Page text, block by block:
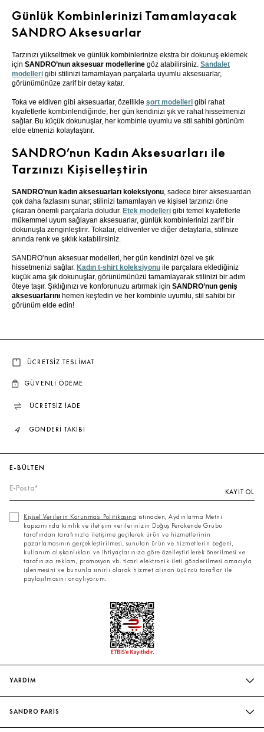
Günlük Kombinlerinizi Tamamlayacak
SANDRO Aksesuarlar
Tarzınızı yükseltmek ve günlük kombinlerinize ekstra bir dokunuş eklemek
için SANDRO’nun aksesuar modellerine göz atabilirsiniz. Sandalet
modelleri gibi stilinizi tamamlayan parçalarla uyumlu aksesuarlar,
görünümünüze zarif bir detay katar.
Toka ve eldiven gibi aksesuarlar, özellikle şort modelleri gibi rahat
kıyafetlerle kombinlendiğinde, her gün kendinizi şık ve rahat hissetmenizi
sağlar. Bu küçük dokunuşlar, her kombinle uyumlu ve stil sahibi görünüm
elde etmenizi kolaylaştırır.
SANDRO’nun Kadın Aksesuarları ile
Tarzınızı Kişiselleştirin
SANDRO’nun kadın aksesuarları koleksiyonu, sadece birer aksesuardan
çok daha fazlasını sunar; stilinizi tamamlayan ve kişisel tarzınızı öne
çıkaran önemli parçalarla doludur. Etek modelleri gibi temel kıyafetlerle
mükemmel uyum sağlayan aksesuarlar, günlük kombinlerinizi zarif bir
dokunuşla zenginleştirir. Tokalar, eldivenler ve diğer detaylarla, stilinize
anında renk ve şıklık katabilirsiniz.
SANDRO’nun aksesuar modelleri, her gün kendinizi özel ve şık
hissetmenizi sağlar. Kadın t-shirt koleksiyonu ile parçalara eklediğiniz
küçük ama şık dokunuşlar, görünümünüzü tamamlayarak stilinizi bir adım
öteye taşır. Şıklığınızı ve konforunuzu artırmak için SANDRO’nun geniş
aksesuarlarını hemen keşfedin ve her kombinle uyumlu, stil sahibi bir
görünüm elde edin!
ÜCRETSİZ TESLİMAT
GÜVENLİ ÖDEME
ÜCRETSİZ İADE
GÖNDERİ TAKİBİ
E-BÜLTEN
KAYIT OL
Kişisel Verilerin Korunması Politikasına istinaden, Aydınlatma Metni
kapsamında kimlik ve iletişim verilerinizin Doğuş Perakende Grubu
tarafından tarafınızla iletişime geçilerek ürün ve hizmetlerinin
pazarlamasının gerçekleştirilmesi, sunulan ürün ve hizmetlerin beğeni,
kullanım alışkanlıkları ve ihtiyaçlarınıza göre özelleştirilerek önerilmesi ve
tarafınıza reklam, promosyon vb. ticari elektronik ileti gönderilmesi amacıyla
işlenmesini ve bununla sınırlı olarak hizmet alınan üçüncü taraflar ile
paylaşılmasını onaylıyorum.
YARDIM
SANDRO PARİS